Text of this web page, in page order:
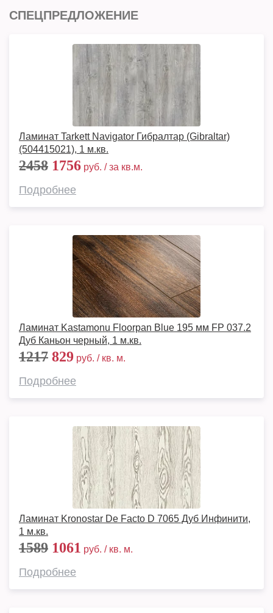
СПЕЦПРЕДЛОЖЕНИЕ
Ламинат Tarkett Navigator Гибралтар (Gibraltar)
(504415021), 1 м.кв.
2458 1756 руб. / за кв.м.
Подробнее
Ламинат Kastamonu Floorpan Blue 195 мм FP 037.2
Дуб Каньон черный, 1 м.кв.
1217 829 руб. / кв. м.
Подробнее
Ламинат Kronostar De Facto D 7065 Дуб Инфинити,
1 м.кв.
1589 1061 руб. / кв. м.
Подробнее